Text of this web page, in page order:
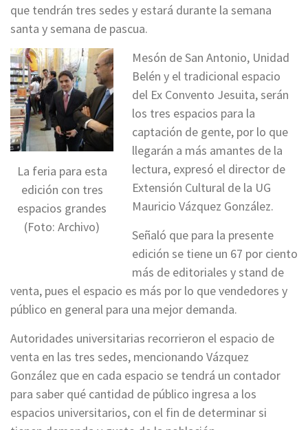
que tendrán tres sedes y estará durante la semana
santa y semana de pascua.
La feria para esta
edición con tres
espacios grandes
(Foto: Archivo)
Mesón de San Antonio, Unidad
Belén y el tradicional espacio
del Ex Convento Jesuita, serán
los tres espacios para la
captación de gente, por lo que
llegarán a más amantes de la
lectura, expresó el director de
Extensión Cultural de la UG
Mauricio Vázquez González.
Señaló que para la presente
edición se tiene un 67 por ciento
más de editoriales y stand de
venta, pues el espacio es más por lo que vendedores y
público en general para una mejor demanda.
Autoridades universitarias recorrieron el espacio de
venta en las tres sedes, mencionando Vázquez
González que en cada espacio se tendrá un contador
para saber qué cantidad de público ingresa a los
espacios universitarios, con el fin de determinar si